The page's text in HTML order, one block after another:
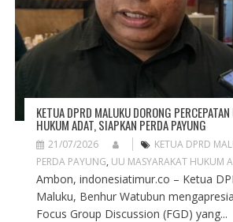
KETUA DPRD MALUKU DORONG
HUKUM ADAT, SIAPKAN PERDA PAYUNG
21/07/2026 KETUA DPRD
PERDA PAYUNG, UU MASYARAKAT HUKUM
Ambon, indonesiatimur.co – Ketua
Maluku, Benhur Watubun
Focus Group Discussion (FGD) yang...